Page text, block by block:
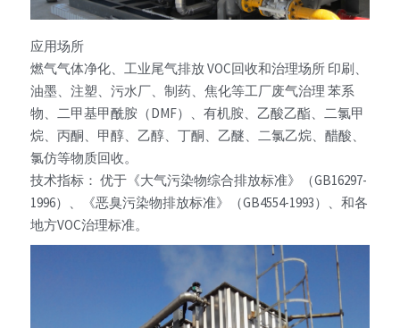
应用场所
燃气气体净化、工业尾气排放 VOC回收和治理场所 印刷、
油墨、注塑、污水厂、制药、焦化等工厂废气治理 苯系
物、二甲基甲酰胺（DMF）、有机胺、乙酸乙酯、二氯甲
烷、丙酮、甲醇、乙醇、丁酮、乙醚、二氯乙烷、醋酸、
氯仿等物质回收。
技术指标： 优于《大气污染物综合排放标准》（GB16297-
1996）、《恶臭污染物排放标准》（GB4554-1993）、和各
地方VOC治理标准。